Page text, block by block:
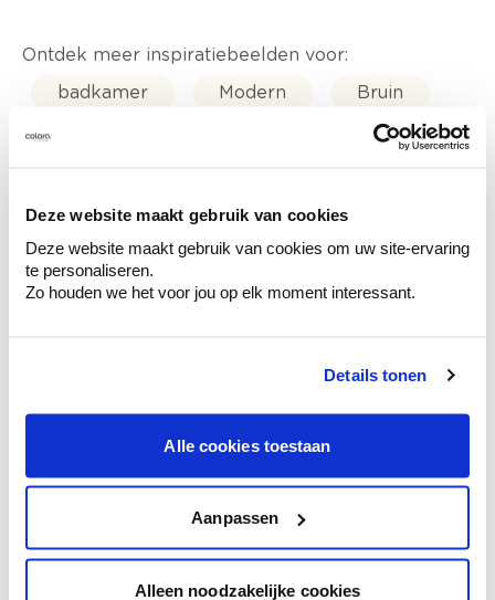
Deze website maakt gebruik van cookies
Deze website maakt gebruik van cookies om uw site-ervaring
te personaliseren.
Zo houden we het voor jou op elk moment interessant.
Details tonen
Alle cookies toestaan
Aanpassen
Alleen noodzakelijke cookies
Ontdek meer inspiratiebeelden voor:
badkamer
Modern Bruin
Krijg kleuradvies op basis van de lichtinval
en je meubels.
Krijg ineens een technologische check-up